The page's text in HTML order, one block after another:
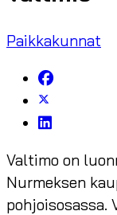
Paikkakunnat
Valtimo on
Nurmeksen
pohjoisosassa.